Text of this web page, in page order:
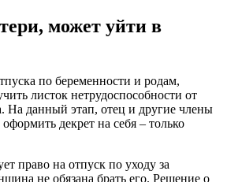
может уйти в
по беременности и родам,
листок нетрудоспособности от
На данный этап, отец и другие члены
декрет на себя – только
право на отпуск по уходу за
не обязана брать его. Решение о